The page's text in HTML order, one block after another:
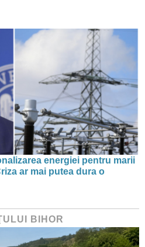
energiei pentru marii
ar mai putea dura o
BIHOR